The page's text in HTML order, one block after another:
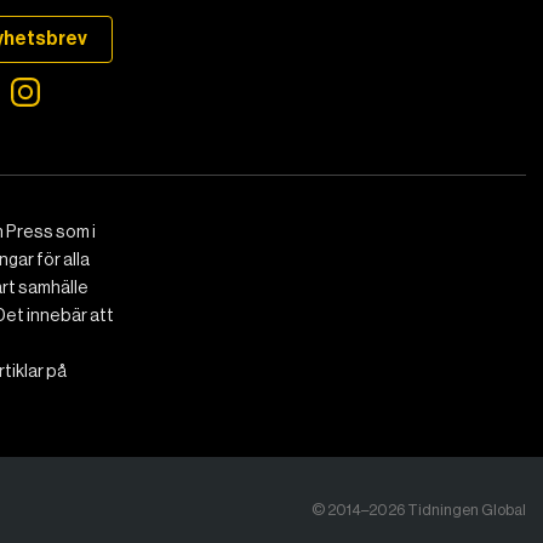
som i
för alla
samhälle
innebär att
på
© 2014–2026 Tidningen Global